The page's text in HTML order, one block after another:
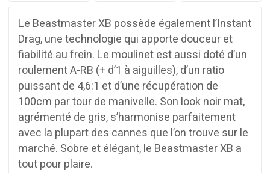
Le Beastmaster XB possède également l’Instant
Drag, une technologie qui apporte douceur et
fiabilité au frein. Le moulinet est aussi doté d’un
roulement A-RB (+ d’1 à aiguilles), d’un ratio
puissant de 4,6:1 et d’une récupération de
100cm par tour de manivelle. Son look noir mat,
agrémenté de gris, s’harmonise parfaitement
avec la plupart des cannes que l’on trouve sur le
marché. Sobre et élégant, le Beastmaster XB a
tout pour plaire.